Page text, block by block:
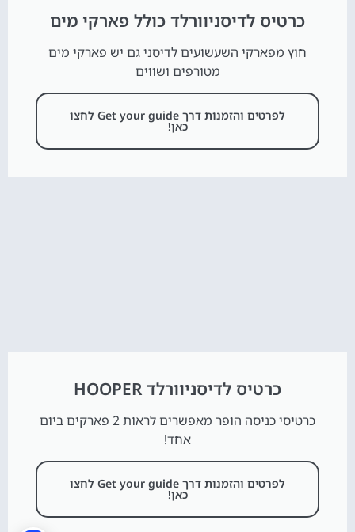
כרטיס לדיסניוורלד כולל פארקי מים
חוץ מפארקי השעשועים לדיסני גם יש פארקי מים
מטורפים ושווים
לפרטים והזמנות דרך Get your guide לחצו
כאן!
כרטיס לדיסניוורלד HOOPER
כרטיסי כניסה הופר מאפשרים לראות 2 פארקים ביום
אחד!
לפרטים והזמנות דרך Get your guide לחצו
כאן!